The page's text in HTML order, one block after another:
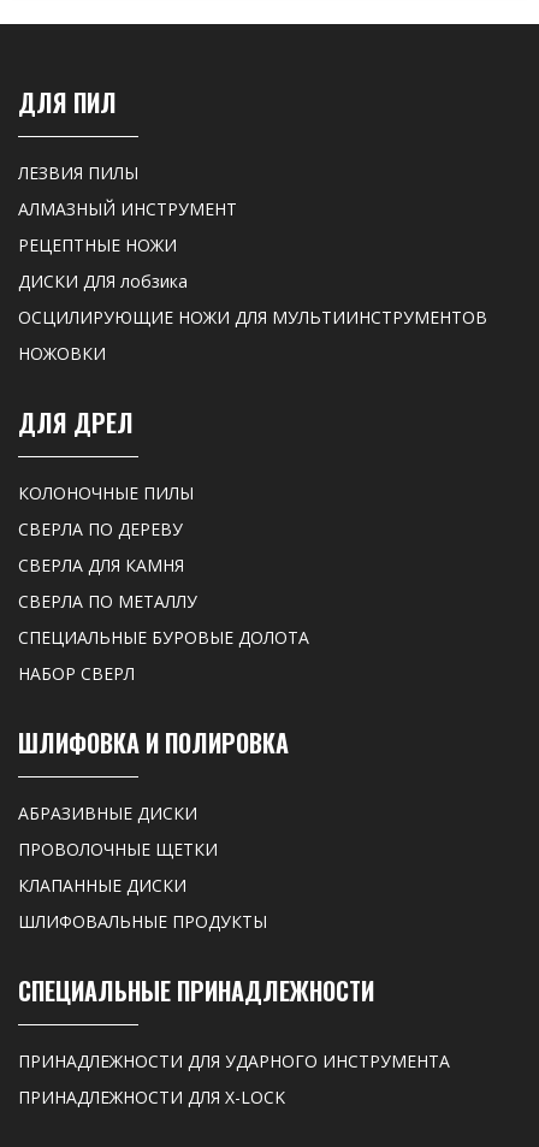
ДЛЯ ПИЛ
ЛЕЗВИЯ ПИЛЫ
АЛМАЗНЫЙ ИНСТРУМЕНТ
РЕЦЕПТНЫЕ НОЖИ
ДИСКИ ДЛЯ лобзика
ОСЦИЛИРУЮЩИЕ НОЖИ ДЛЯ МУЛЬТИИНСТРУМЕНТОВ
НОЖОВКИ
ДЛЯ ДРЕЛ
КОЛОНОЧНЫЕ ПИЛЫ
СВЕРЛА ПО ДЕРЕВУ
СВЕРЛА ДЛЯ КАМНЯ
СВЕРЛА ПО МЕТАЛЛУ
СПЕЦИАЛЬНЫЕ БУРОВЫЕ ДОЛОТА
НАБОР СВЕРЛ
ШЛИФОВКА И ПОЛИРОВКА
АБРАЗИВНЫЕ ДИСКИ
ПРОВОЛОЧНЫЕ ЩЕТКИ
КЛАПАННЫЕ ДИСКИ
ШЛИФОВАЛЬНЫЕ ПРОДУКТЫ
СПЕЦИАЛЬНЫЕ ПРИНАДЛЕЖНОСТИ
ПРИНАДЛЕЖНОСТИ ДЛЯ УДАРНОГО ИНСТРУМЕНТА
ПРИНАДЛЕЖНОСТИ ДЛЯ X-LOCK